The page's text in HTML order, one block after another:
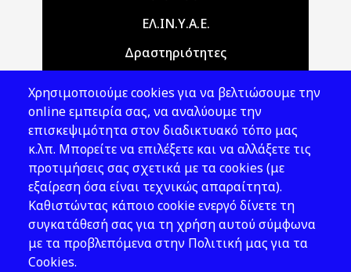
Main navigationΕΛ.ΙΝ.Υ.Α.Ε.
Δραστηριότητες
Νομοθεσία
Εκδόσεις
Νέα - Εκδηλώσεις
Ακολουθήστε μας
Χρησιμοποιούμε cookies για να βελτιώσουμε την
online εμπειρία σας, να αναλύουμε την
επισκεψιμότητα στον διαδικτυακό τόπο μας
κ.λπ. Μπορείτε να επιλέξετε και να αλλάξετε τις
προτιμήσεις σας σχετικά με τα cookies (με
εξαίρεση όσα είναι τεχνικώς απαραίτητα).
Καθιστώντας κάποιο cookie ενεργό δίνετε τη
συγκατάθεσή σας για τη χρήση αυτού σύμφωνα
με τα προβλεπόμενα στην Πολιτική μας για τα
Cookies.